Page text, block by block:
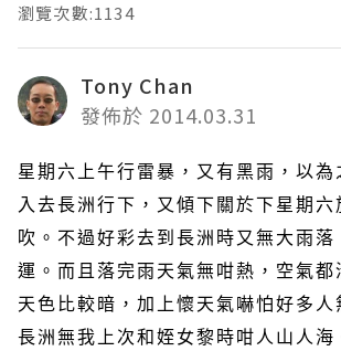
瀏覽次數:1134
Tony Chan
發佈於 2014.03.31
星期六上午行雷暴，又有黑雨，以為
入去長洲行下，又傾下關於下星期六
吹。不過好彩去到長洲時又無大雨落
運。而且落完雨天氣無咁熱，空氣都
天色比較暗，加上懷天氣嚇怕好多人
長洲無我上次和姪女黎時咁人山人海